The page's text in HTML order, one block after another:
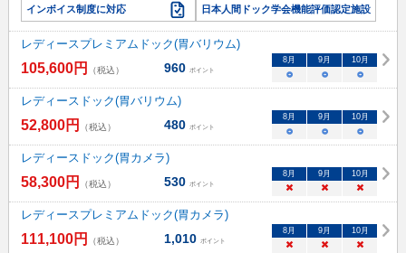
インボイス制度に対応 日本人間ドック学会機能評価認定施設
レディースプレミアムドック(胃バリウム)
105,600円 （税込） 960 ポイント
8月 9月 10月
○ ○ ○
レディースドック(胃バリウム)
52,800円 （税込） 480 ポイント
8月 9月 10月
○ ○ ○
レディースドック(胃カメラ)
58,300円 （税込） 530 ポイント
8月 9月 10月
× × ×
レディースプレミアムドック(胃カメラ)
111,100円 （税込） 1,010 ポイント
8月 9月 10月
× × ×